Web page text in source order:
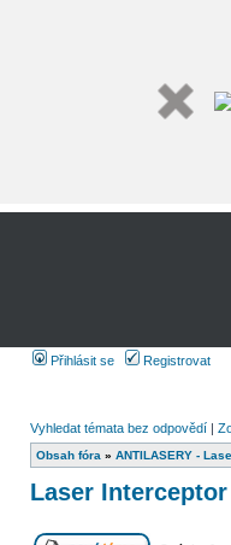
Přihlásit se Registrovat
Vyhledat témata bez odpovědí |
Obsah fóra » ANTILASERY -
Laser Interceptor